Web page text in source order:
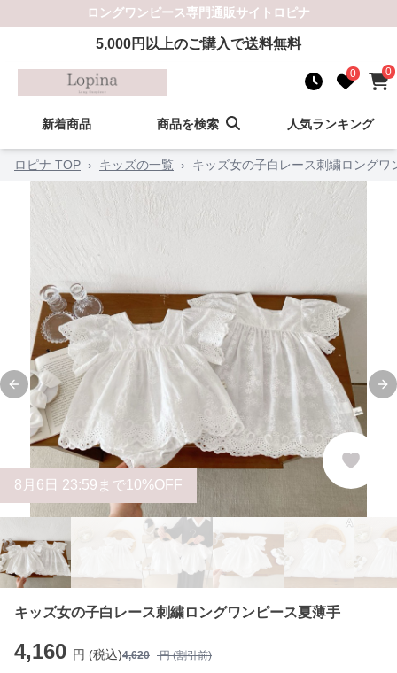
ロングワンピース専門通販サイト ロピナ
5,000円以上のご購入で送料無料
0 0
新着商品 商品を検索 人気ランキング
ロピナ TOP › キッズの一覧 › キッズ女の子白レース刺繍ロングワ
Previous slide
8 月 6 日 23:59まで10%OFF
キッズ女の子白レース刺繍ロングワンピース夏薄手
4,160 円 (税込)4,620 円 (割引前)